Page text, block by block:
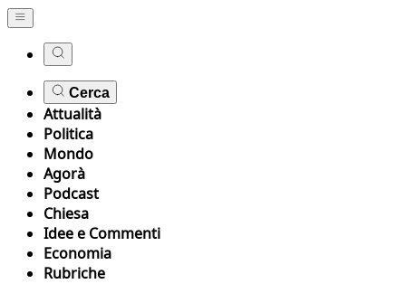
Cerca
Attualità
Politica
Mondo
Agorà
Podcast
Chiesa
Idee e Commenti
Economia
Rubriche